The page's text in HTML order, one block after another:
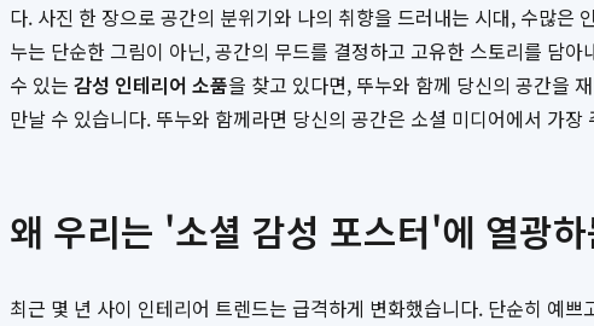
다. 사진 한 장으로 공간의 분위기와 나의 취향을 드러내는 시대, 수많은
누는 단순한 그림이 아닌, 공간의 무드를 결정하고 고유한 스토리를 담아
수 있는 감성 인테리어 소품을 찾고 있다면, 뚜누와 함께 당신의 공간을
만날 수 있습니다. 뚜누와 함께라면 당신의 공간은 소셜 미디어에서 가
왜 우리는 '소셜 감성 포스터'에 열광
최근 몇 년 사이 인테리어 트렌드는 급격하게 변화했습니다. 단순히 예